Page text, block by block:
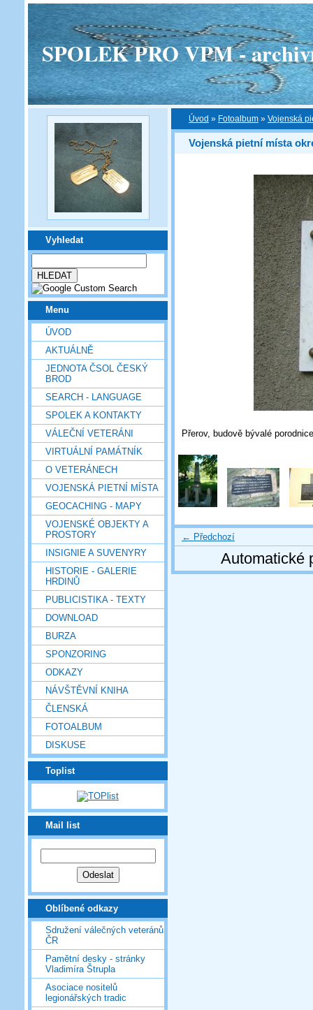
SPOLEK PRO VPM -
Vyhledat
Menu
ÚVOD
AKTUÁLNĚ
JEDNOTA ČSOL ČESKÝ
BROD
SEARCH - LANGUAGE
SPOLEK A KONTAKTY
VÁLEČNÍ VETERÁNI
VIRTUÁLNÍ PAMÁTNÍK
O VETERÁNECH
VOJENSKÁ PIETNÍ MÍSTA
GEOCACHING - MAPY
VOJENSKÉ OBJEKTY A
PROSTORY
INSIGNIE A SUVENYRY
HISTORIE - GALERIE
HRDINŮ
PUBLICISTIKA - TEXTY
DOWNLOAD
BURZA
SPONZORING
ODKAZY
NÁVŠTĚVNÍ KNIHA
ČLENSKÁ
FOTOALBUM
DISKUSE
Toplist
Mail list
Oblíbené odkazy
Sdružení válečných veteránů
ČR
Pamětní desky - stránky
Vladimíra Štrupla
Asociace nositelů
legionářských tradic
Úvod » Fotoalbum » Vojenská
Vojenská pietní místa
Přerov, budově bývalé
← Předchozí
Automatické